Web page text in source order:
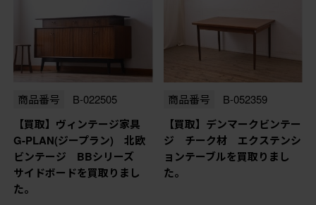
商品番号 B-022505
【買取】ヴィンテージ家具
G-PLAN(ジープラン) 北欧
ビンテージ BBシリーズ
サイドボードを買取りまし
た。
商品番号 B-052359
【買取】デンマークビンテー
ジ チーク材 エクステンシ
ョンテーブルを買取りまし
た。